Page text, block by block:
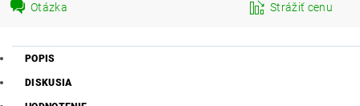
Otázka Strážiť cenu
POPIS
DISKUSIA